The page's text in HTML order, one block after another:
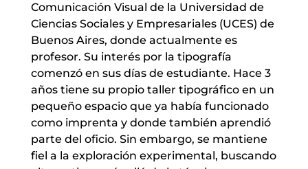
Comunicación Visual de la Universidad de
Ciencias Sociales y Empresariales (UCES) de
Buenos Aires, donde actualmente es
profesor. Su interés por la tipografía
comenzó en sus días de estudiante. Hace 3
años tiene su propio taller tipográfico en un
pequeño espacio que ya había funcionado
como imprenta y donde también aprendió
parte del oficio. Sin embargo, se mantiene
fiel a la exploración experimental, buscando